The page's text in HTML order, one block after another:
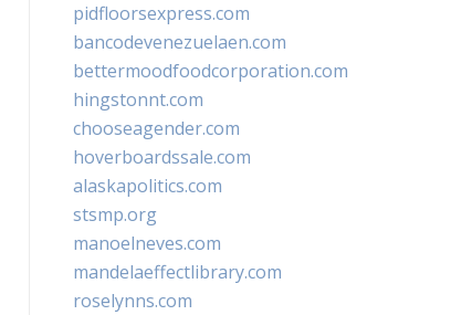
pidfloorsexpress.com
bancodevenezuelaen.com
bettermoodfoodcorporation.com
hingstonnt.com
chooseagender.com
hoverboardssale.com
alaskapolitics.com
stsmp.org
manoelneves.com
mandelaeffectlibrary.com
roselynns.com